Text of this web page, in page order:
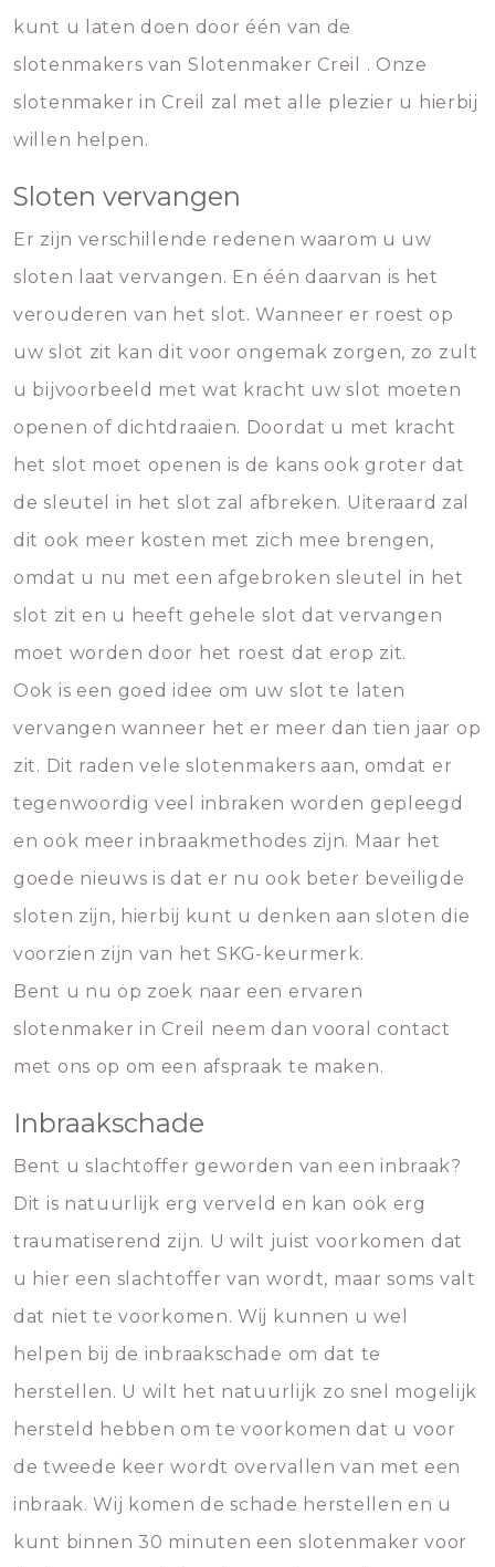
kunt u laten doen door één van de
slotenmakers van Slotenmaker Creil . Onze
slotenmaker in Creil zal met alle plezier u hierbij
willen helpen.
Sloten vervangen
Er zijn verschillende redenen waarom u uw
sloten laat vervangen. En één daarvan is het
verouderen van het slot. Wanneer er roest op
uw slot zit kan dit voor ongemak zorgen, zo zult
u bijvoorbeeld met wat kracht uw slot moeten
openen of dichtdraaien. Doordat u met kracht
het slot moet openen is de kans ook groter dat
de sleutel in het slot zal afbreken. Uiteraard zal
dit ook meer kosten met zich mee brengen,
omdat u nu met een afgebroken sleutel in het
slot zit en u heeft gehele slot dat vervangen
moet worden door het roest dat erop zit.
Ook is een goed idee om uw slot te laten
vervangen wanneer het er meer dan tien jaar op
zit. Dit raden vele slotenmakers aan, omdat er
tegenwoordig veel inbraken worden gepleegd
en ook meer inbraakmethodes zijn. Maar het
goede nieuws is dat er nu ook beter beveiligde
sloten zijn, hierbij kunt u denken aan sloten die
voorzien zijn van het SKG-keurmerk.
Bent u nu op zoek naar een ervaren
slotenmaker in Creil neem dan vooral contact
met ons op om een afspraak te maken.
Inbraakschade
Bent u slachtoffer geworden van een inbraak?
Dit is natuurlijk erg verveld en kan ook erg
traumatiserend zijn. U wilt juist voorkomen dat
u hier een slachtoffer van wordt, maar soms valt
dat niet te voorkomen. Wij kunnen u wel
helpen bij de inbraakschade om dat te
herstellen. U wilt het natuurlijk zo snel mogelijk
hersteld hebben om te voorkomen dat u voor
de tweede keer wordt overvallen van met een
inbraak. Wij komen de schade herstellen en u
kunt binnen 30 minuten een slotenmaker voor